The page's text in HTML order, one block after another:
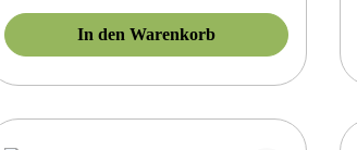
In den Warenkorb